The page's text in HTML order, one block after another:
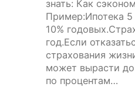
знать: Как
Пример:Ипотека 5
10%
год.Если
страхования
может вырасти до
по процентам…